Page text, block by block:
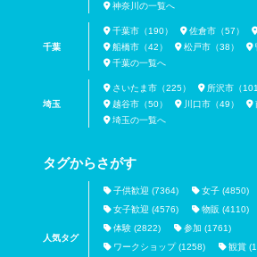
神奈川の一覧へ
千葉
千葉市（190） 佐倉市（57）
船橋市（42）
松戸市（38）
千葉の一覧へ
埼玉
さいたま市（225） 所沢市（101
越谷市（50）
川口市（49）
埼玉の一覧へ
タグからさがす
人気タグ
子供歓迎 (7364) 女子 (4850)
女子歓迎 (4576)
物販 (4110)
体験 (2822)
参加 (1761)
ワークショップ (1258)
観賞